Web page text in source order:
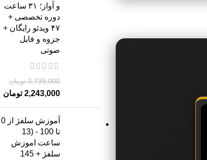
و آواز؛ ۳۱ ساعت
دوره تخصصی +
۴۷ ویدئو رایگان +
جزوه و فایل
صوتی
3,739,000 تومان
2,243,000 تومان
آموزش سلفژ از 0
تا 100 - (13
ساعت اموزش
سلفژ + 145